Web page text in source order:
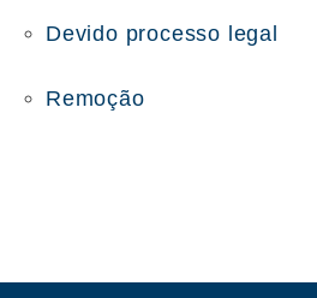
Devido processo legal
Remoção